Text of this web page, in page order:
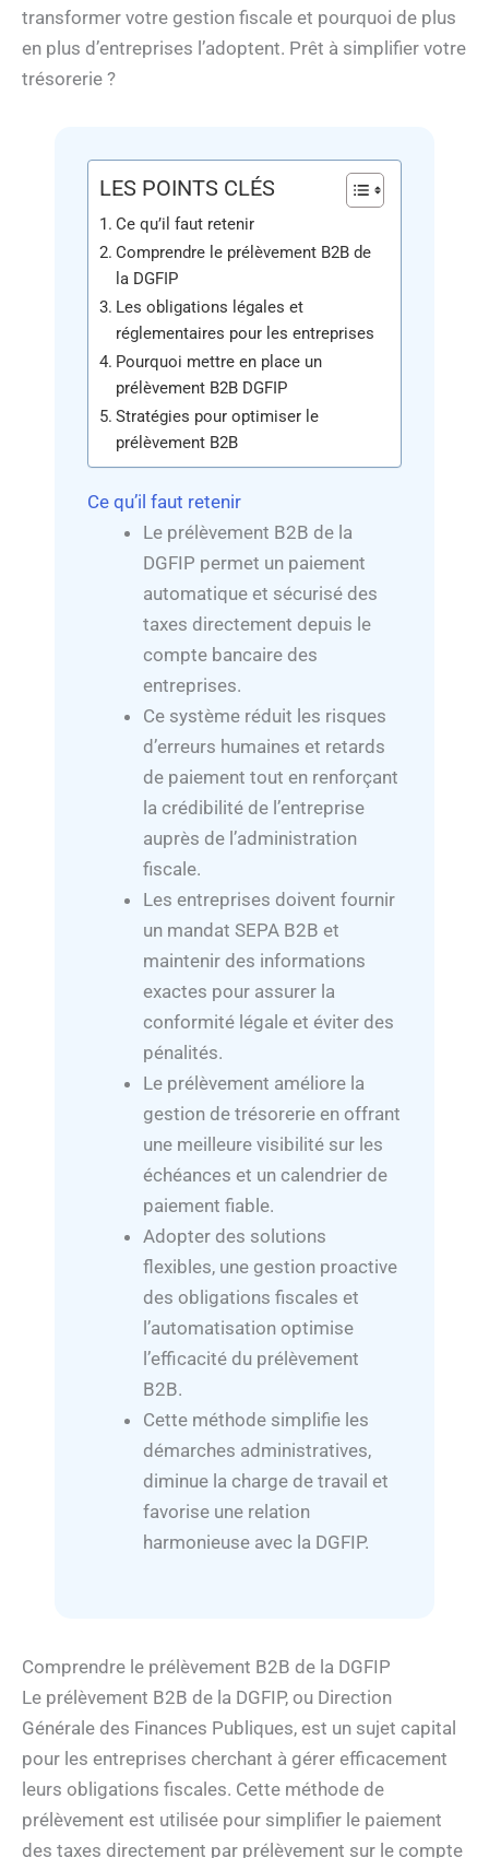
transformer votre gestion fiscale et pourquoi de plus
en plus d’entreprises l’adoptent. Prêt à simplifier votre
trésorerie ?
LES POINTS CLÉS
Ce qu’il faut retenir
Comprendre le prélèvement B2B de
la DGFIP
Les obligations légales et
réglementaires pour les entreprises
Pourquoi mettre en place un
prélèvement B2B DGFIP
Stratégies pour optimiser le
prélèvement B2B
Ce qu’il faut retenir
Le prélèvement B2B de la
DGFIP permet un paiement
automatique et sécurisé des
taxes directement depuis le
compte bancaire des
entreprises.
Ce système réduit les risques
d’erreurs humaines et retards
de paiement tout en renforçant
la crédibilité de l’entreprise
auprès de l’administration
fiscale.
Les entreprises doivent fournir
un mandat SEPA B2B et
maintenir des informations
exactes pour assurer la
conformité légale et éviter des
pénalités.
Le prélèvement améliore la
gestion de trésorerie en offrant
une meilleure visibilité sur les
échéances et un calendrier de
paiement fiable.
Adopter des solutions
flexibles, une gestion proactive
des obligations fiscales et
l’automatisation optimise
l’efficacité du prélèvement
B2B.
Cette méthode simplifie les
démarches administratives,
diminue la charge de travail et
favorise une relation
harmonieuse avec la DGFIP.
Comprendre le prélèvement B2B de la DGFIP
Le prélèvement B2B de la DGFIP, ou Direction
Générale des Finances Publiques, est un sujet capital
pour les entreprises cherchant à gérer efficacement
leurs obligations fiscales. Cette méthode de
prélèvement est utilisée pour simplifier le paiement
des taxes directement par prélèvement sur le compte